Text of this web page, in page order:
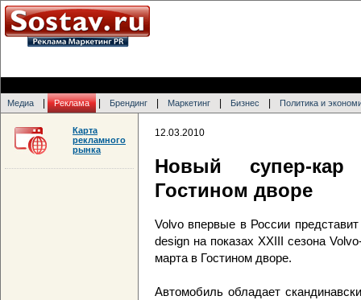
Медиа Реклама Брендинг Маркетинг Бизнес Политика и
12.03.2010
Новый супер-
Гостином дворе
Volvo впервые в России
design на показах XXIII сезона
марта в Гостином дворе.
Автомобиль обладает
Карта
рекламного
рынка